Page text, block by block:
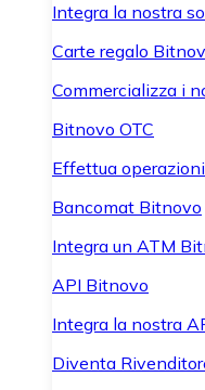
Integra la nostra
Carte regalo
Commercializza i
Bitnovo OTC
Effettua
Bancomat Bitnovo
Integra un ATM
API Bitnovo
Integra la nostra
Diventa